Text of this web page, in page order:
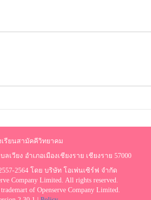
เรียนสามัคคีวิทยาคม
เวียง อำเภอเมืองเชียงราย เชียงราย 57000
2564 โดย บริษัท โอเพ่นเซิร์ฟ จำกัด
Company Limited. All rights reserved.
of Openserve Company Limited.